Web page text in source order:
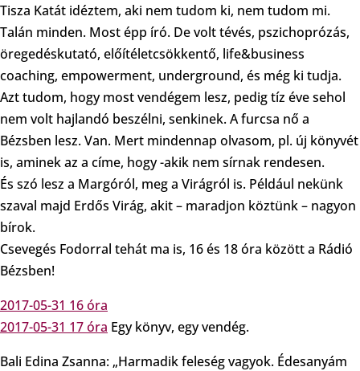
Tisza Katát idéztem, aki nem tudom ki, nem tudom mi.
Talán minden. Most épp író. De volt tévés, pszichoprózás,
öregedéskutató, előítéletcsökkentő, life&business
coaching, empowerment, underground, és még ki tudja.
Azt tudom, hogy most vendégem lesz, pedig tíz éve sehol
nem volt hajlandó beszélni, senkinek. A furcsa nő a
Bézsben lesz. Van. Mert mindennap olvasom, pl. új könyvét
is, aminek az a címe, hogy -akik nem sírnak rendesen.
És szó lesz a Margóról, meg a Virágról is. Például nekünk
szaval majd Erdős Virág, akit – maradjon köztünk – nagyon
bírok.
Csevegés Fodorral tehát ma is, 16 és 18 óra között a Rádió
Bézsben!
2017-05-31 16 óra
2017-05-31 17 óra Egy könyv, egy vendég.
Bali Edina Zsanna: „Harmadik feleség vagyok. Édesanyám